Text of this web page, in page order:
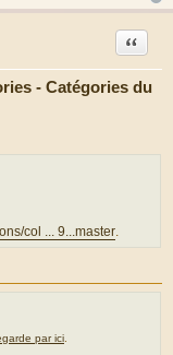
- Catégories du
Citation
col ... 9...master.
par ici.